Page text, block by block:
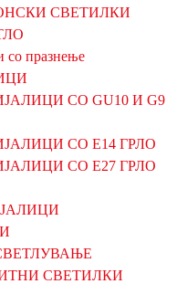
СВЕТИЛКИ
со празнење
СО GU10 И G9
СО Е14 ГРЛО
СО Е27 ГРЛО
СВЕТИЛКИ